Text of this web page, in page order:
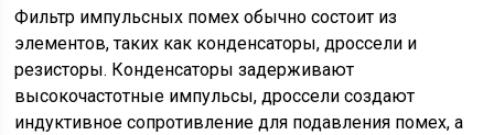
Фильтр импульсных помех обычно состоит из
элементов, таких как конденсаторы, дроссели и
резисторы. Конденсаторы задерживают
высокочастотные импульсы, дроссели создают
индуктивное сопротивление для подавления помех, а